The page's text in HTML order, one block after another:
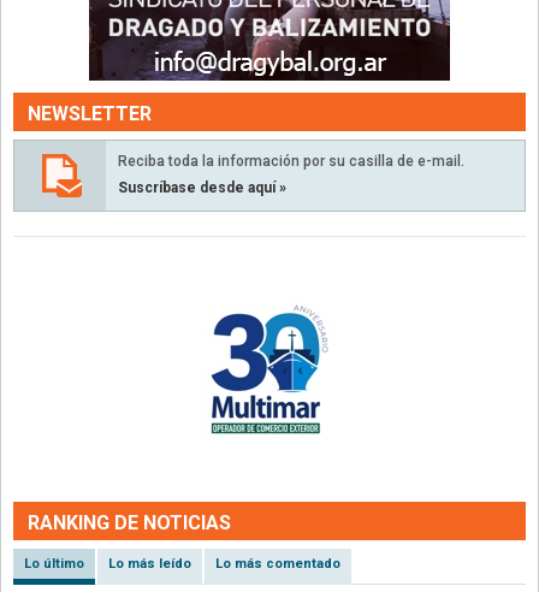
NEWSLETTER
Reciba toda la información por su casilla de e-mail.
Suscríbase desde aquí »
RANKING DE NOTICIAS
Lo último Lo más leído Lo más comentado